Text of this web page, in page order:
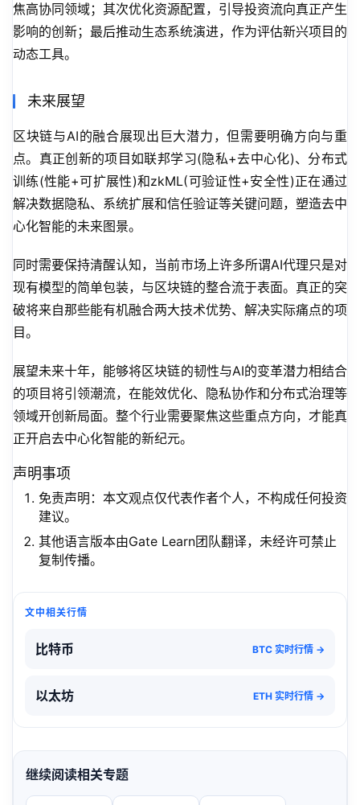
焦高协同领域；其次优化资源配置，引导投资流向真正产生
影响的创新；最后推动生态系统演进，作为评估新兴项目的
动态工具。
未来展望
区块链与AI的融合展现出巨大潜力，但需要明确方向与重
点。真正创新的项目如联邦学习(隐私+去中心化)、分布式
训练(性能+可扩展性)和zkML(可验证性+安全性)正在通过
解决数据隐私、系统扩展和信任验证等关键问题，塑造去中
心化智能的未来图景。
同时需要保持清醒认知，当前市场上许多所谓AI代理只是对
现有模型的简单包装，与区块链的整合流于表面。真正的突
破将来自那些能有机融合两大技术优势、解决实际痛点的项
目。
展望未来十年，能够将区块链的韧性与AI的变革潜力相结合
的项目将引领潮流，在能效优化、隐私协作和分布式治理等
领域开创新局面。整个行业需要聚焦这些重点方向，才能真
正开启去中心化智能的新纪元。
声明事项
免责声明：本文观点仅代表作者个人，不构成任何投资
建议。
其他语言版本由Gate Learn团队翻译，未经许可禁止
复制传播。
文中相关行情
比特币 BTC 实时行情 →
以太坊 ETH 实时行情 →
继续阅读相关专题